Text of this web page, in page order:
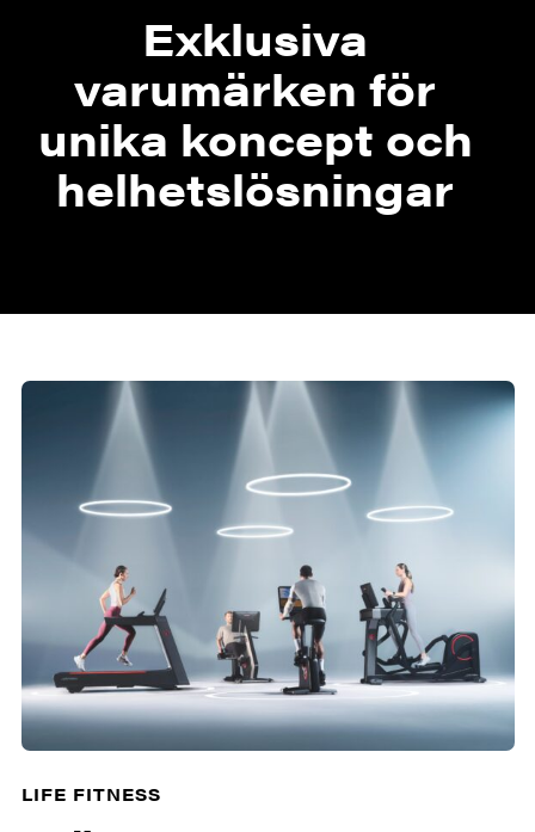
Exklusiva
varumärken för
unika koncept och
helhetslösningar
LIFE FITNESS